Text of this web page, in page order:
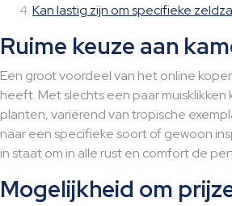
Kan lastig zijn om specifieke
Ruime keuze aan
Een groot voordeel van het online
heeft. Met slechts een paar
planten, variërend van tropische
naar een specifieke soort of gewoon
in staat om in alle rust en comfort de
Mogelijkheid om